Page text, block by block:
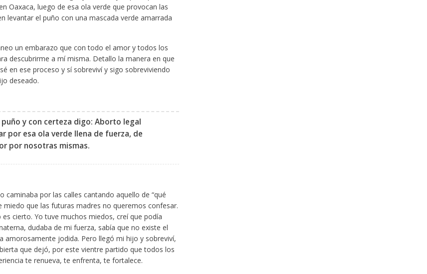
Oaxaca, luego de esa ola verde que provocan las
levantar el puño con una mascada verde amarrada
un embarazo que con todo el amor y todos los
descubrirme a mí misma. Detallo la manera en que
en ese proceso y sí sobreviví y sigo sobreviviendo
deseado.
y con certeza digo: Aborto legal
por esa ola verde llena de fuerza, de
por nosotras mismas.
por las calles cantando aquello de “qué
miedo que las futuras madres no queremos confesar.
cierto. Yo tuve muchos miedos, creí que podía
dudaba de mi fuerza, sabía que no existe el
amorosamente jodida. Pero llegó mi hijo y sobreviví,
que dejó, por este vientre partido que todos los
te renueva, te enfrenta, te fortalece.